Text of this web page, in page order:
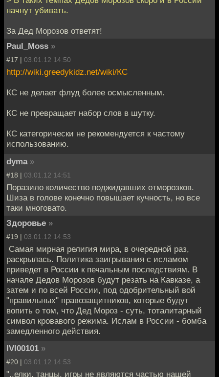
начнут убивать.
За Дед Морозов ответят!
Paul_Moss »
#17 | 03.01.12 14:50
http://wiki.greedykidz.net/wiki/КС
КС не делает флуд более осмысленным.
КС не превращает набор слов в шутку.
КС категорически не рекомендуется к частому
использованию.
dyma »
#18 | 03.01.12 14:51
Поразило количество поджидавших отморозков.
Шиза в голове конечно повышает кучность, но все
таки многовато.
Здоровье »
#19 | 03.01.12 14:53
Самая мирная религия мира, в очередной раз,
раскрылась. Политика заигрывания с исламом
приведет в России к печальным последствиям. В
начале Дедов Морозов будут резать на Кавказе, а
затем и по всей России, под одобрительный вой
"правильных" правозащитников, которые будут
вопить о том, что Дед Мороз - суть, тоталитарный
символ кровавого режима. Ислам в России - бомба
замедленного действия.
IVI00101 »
#20 | 03.01.12 14:53
"..елки, танцы, игры не являются частью нашей